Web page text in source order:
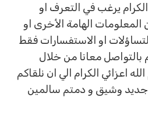
يرغب في التعرف او
الهامة الأخرى او
او الاستفسارات فقط
معانا من خلال
اعزائي الكرام الي ان نلقاكم
وشيق و دمتم سالمين